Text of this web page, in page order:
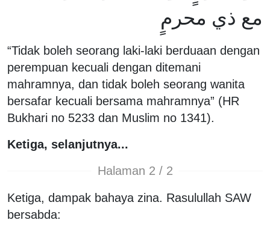
مع ذي محرمٍ
“Tidak boleh seorang laki-laki berduaan dengan
perempuan kecuali dengan ditemani
mahramnya, dan tidak boleh seorang wanita
bersafar kecuali bersama mahramnya” (HR
Bukhari no 5233 dan Muslim no 1341).
Ketiga, selanjutnya...
Halaman 2 / 2
Ketiga, dampak bahaya zina. Rasulullah SAW
bersabda: